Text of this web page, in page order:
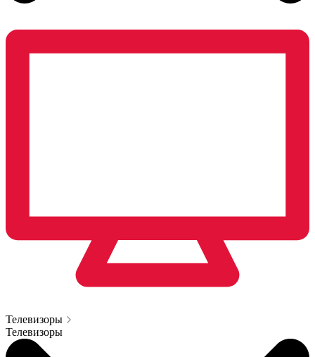
Телевизоры
Телевизоры